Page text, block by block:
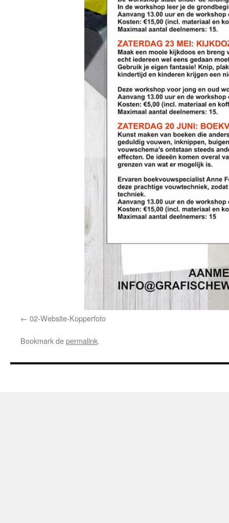
02-Website-Kopperfoto
Bookmark depermalink.